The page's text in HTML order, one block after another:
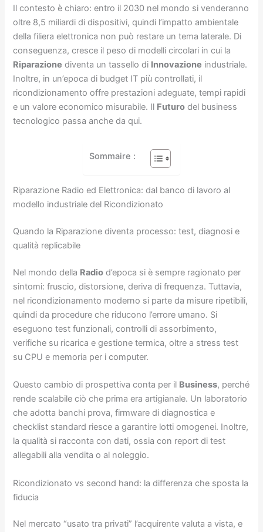
Il contesto è chiaro: entro il 2030 nel mondo si venderanno
oltre 8,5 miliardi di dispositivi, quindi l’impatto ambientale
della filiera elettronica non può restare un tema laterale. Di
conseguenza, cresce il peso di modelli circolari in cui la
Riparazione diventa un tassello di Innovazione industriale.
Inoltre, in un’epoca di budget IT più controllati, il
ricondizionamento offre prestazioni adeguate, tempi rapidi
e un valore economico misurabile. Il Futuro del business
tecnologico passa anche da qui.
Sommaire :
Riparazione Radio ed Elettronica: dal banco di lavoro al
modello industriale del Ricondizionato
Quando la Riparazione diventa processo: test, diagnosi e
qualità replicabile
Nel mondo della Radio d’epoca si è sempre ragionato per
sintomi: fruscio, distorsione, deriva di frequenza. Tuttavia,
nel ricondizionamento moderno si parte da misure ripetibili,
quindi da procedure che riducono l’errore umano. Si
eseguono test funzionali, controlli di assorbimento,
verifiche su ricarica e gestione termica, oltre a stress test
su CPU e memoria per i computer.
Questo cambio di prospettiva conta per il Business, perché
rende scalabile ciò che prima era artigianale. Un laboratorio
che adotta banchi prova, firmware di diagnostica e
checklist standard riesce a garantire lotti omogenei. Inoltre,
la qualità si racconta con dati, ossia con report di test
allegabili alla vendita o al noleggio.
Ricondizionato vs second hand: la differenza che sposta la
fiducia
Nel mercato “usato tra privati” l’acquirente valuta a vista, e